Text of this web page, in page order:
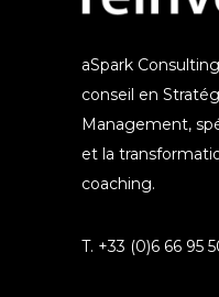
aSpark
conseil en
Management,
et la
coaching.
T. +33 (0)6 66 95